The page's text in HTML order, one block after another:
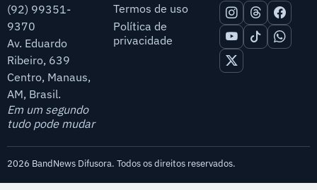
(92) 99351-
9370
Av. Eduardo
Ribeiro, 639
Centro, Manaus,
AM, Brasil.
Em um segundo
tudo pode mudar
Termos de uso
Política de
privacidade
2026 BandNews Difusora. Todos os direitos reservados.